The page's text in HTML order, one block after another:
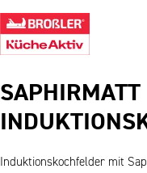
SAPHIRMATT
Induktionskochfelder mit